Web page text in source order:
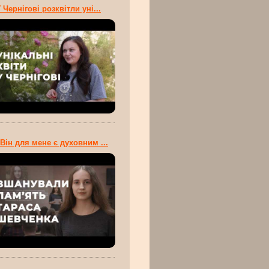
Чернігові розквітли уні...
для мене є духовним ...